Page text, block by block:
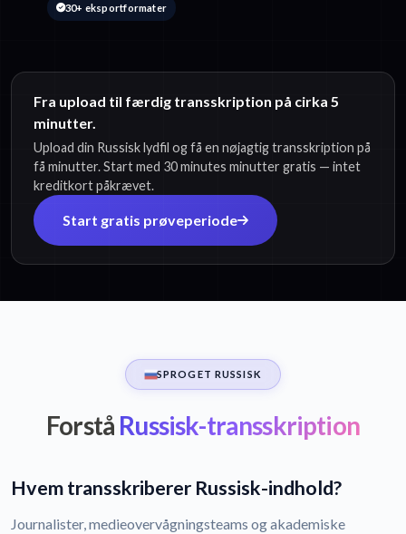
30+ eksportformater
Fra upload til færdig transskription på cirka 5
minutter.
Upload din Russisk lydfil og få en nøjagtig transskription på
få minutter. Start med 30 minutes minutter gratis — intet
kreditkort påkrævet.
Start gratis prøveperiode
SPROGET RUSSISK
Forstå Russisk-transskription
Hvem transskriberer Russisk-indhold?
Journalister, medieovervågningsteams og akademiske